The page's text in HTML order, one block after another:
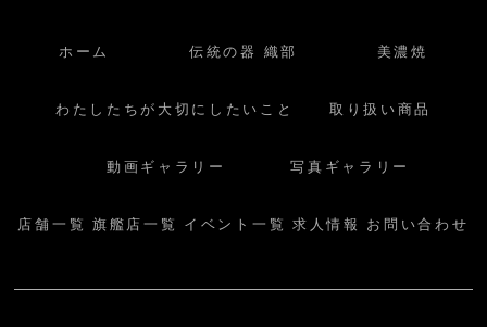
ホーム 伝統の器 織部 美濃焼
わたしたちが大切にしたいこと 取り扱い商品
動画ギャラリー 写真ギャラリー
店舗一覧 旗艦店一覧 イベント一覧 求人情報 お問い合わせ